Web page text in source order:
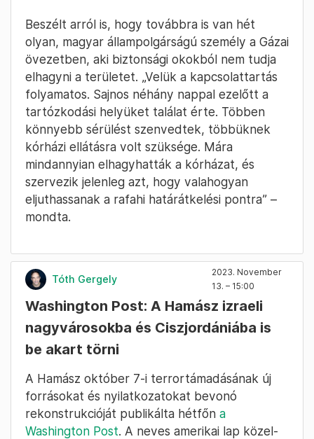
Beszélt arról is, hogy továbbra is van hét
olyan, magyar állampolgárságú személy a Gázai
övezetben, aki biztonsági okokból nem tudja
elhagyni a területet. „Velük a kapcsolattartás
folyamatos. Sajnos néhány nappal ezelőtt a
tartózkodási helyüket találat érte. Többen
könnyebb sérülést szenvedtek, többüknek
kórházi ellátásra volt szüksége. Mára
mindannyian elhagyhatták a kórházat, és
szervezik jelenleg azt, hogy valahogyan
eljuthassanak a rafahi határátkelési pontra” –
mondta.
Tóth Gergely
2023. November
13. – 15:00
Washington Post: A Hamász izraeli
nagyvárosokba és Ciszjordániába is
be akart törni
A Hamász október 7-i terrortámadásának új
forrásokat és nyilatkozatokat bevonó
rekonstrukcióját publikálta hétfőn a
Washington Post. A neves amerikai lap közel-